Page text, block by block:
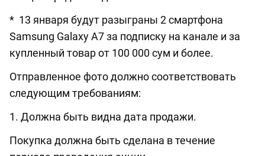
* 13 января будут разыграны 2 смартфона
Samsung Galaxy A7 за подписку на канале и за
купленный товар от 100 000 сум и более.
Отправленное фото должно соответствовать
следующим требованиям:
1. Должна быть видна дата продажи.
Покупка должна быть сделана в течение